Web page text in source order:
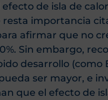
de isla de
importancia
afirmar que no
Sin embargo,
desarrollo (como
ser mayor, e
que el efecto de